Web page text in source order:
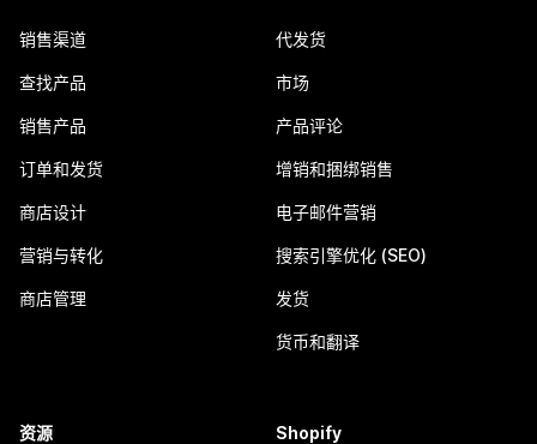
销售渠道
查找产品
销售产品
订单和发货
商店设计
营销与转化
商店管理
代发货
市场
产品评论
增销和捆绑销售
电子邮件营销
搜索引擎优化 (SEO)
发货
货币和翻译
资源 Shopify